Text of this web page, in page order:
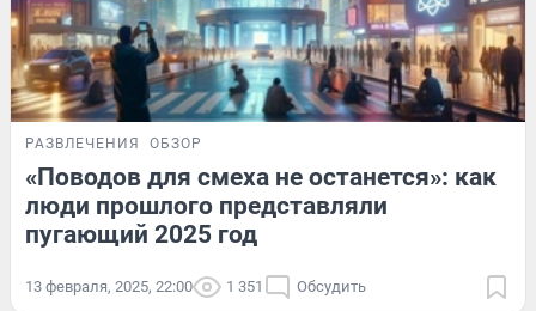
РАЗВЛЕЧЕНИЯ ОБЗОР
«Поводов для смеха не останется»: как
люди прошлого представляли
пугающий 2025 год
13 февраля, 2025, 22:00 1 351 Обсудить